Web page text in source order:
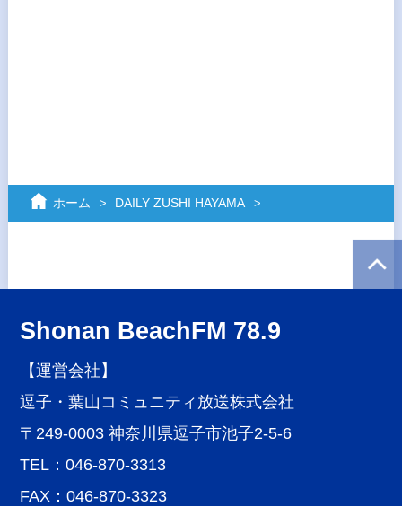
ホーム DAILY ZUSHI HAYAMA
Shonan BeachFM 78.9
【運営会社】
逗子・葉山コミュニティ放送株式会社
〒249-0003 神奈川県逗子市池子2-5-6
TEL：046-870-3313
FAX：046-870-3323